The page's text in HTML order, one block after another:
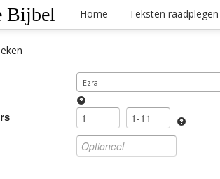
Bijbel Home Teksten raadplegen
Ezra
: